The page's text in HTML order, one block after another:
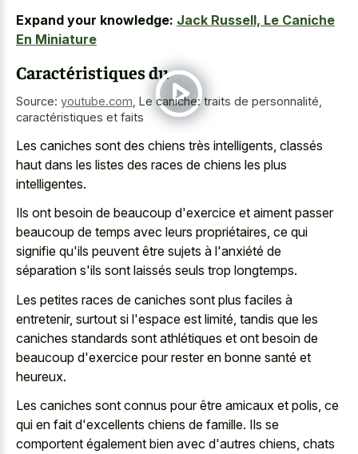
Expand your knowledge: Jack Russell, Le Caniche
En Miniature
Caractéristiques du
Source: youtube.com Le caniche: traits de personnalité,
caractéristiques et faits
Les caniches sont des chiens très intelligents, classés
haut dans les listes des races de chiens les plus
intelligentes.
Ils ont besoin de beaucoup d'exercice et aiment passer
beaucoup de temps avec leurs propriétaires, ce qui
signifie qu'ils peuvent être sujets à l'anxiété de
séparation s'ils sont laissés seuls trop longtemps.
Les petites races de caniches sont plus faciles à
entretenir, surtout si l'espace est limité, tandis que les
caniches standards sont athlétiques et ont besoin de
beaucoup d'exercice pour rester en bonne santé et
heureux.
Les caniches sont connus pour être amicaux et polis, ce
qui en fait d'excellents chiens de famille. Ils se
comportent également bien avec d'autres chiens, chats